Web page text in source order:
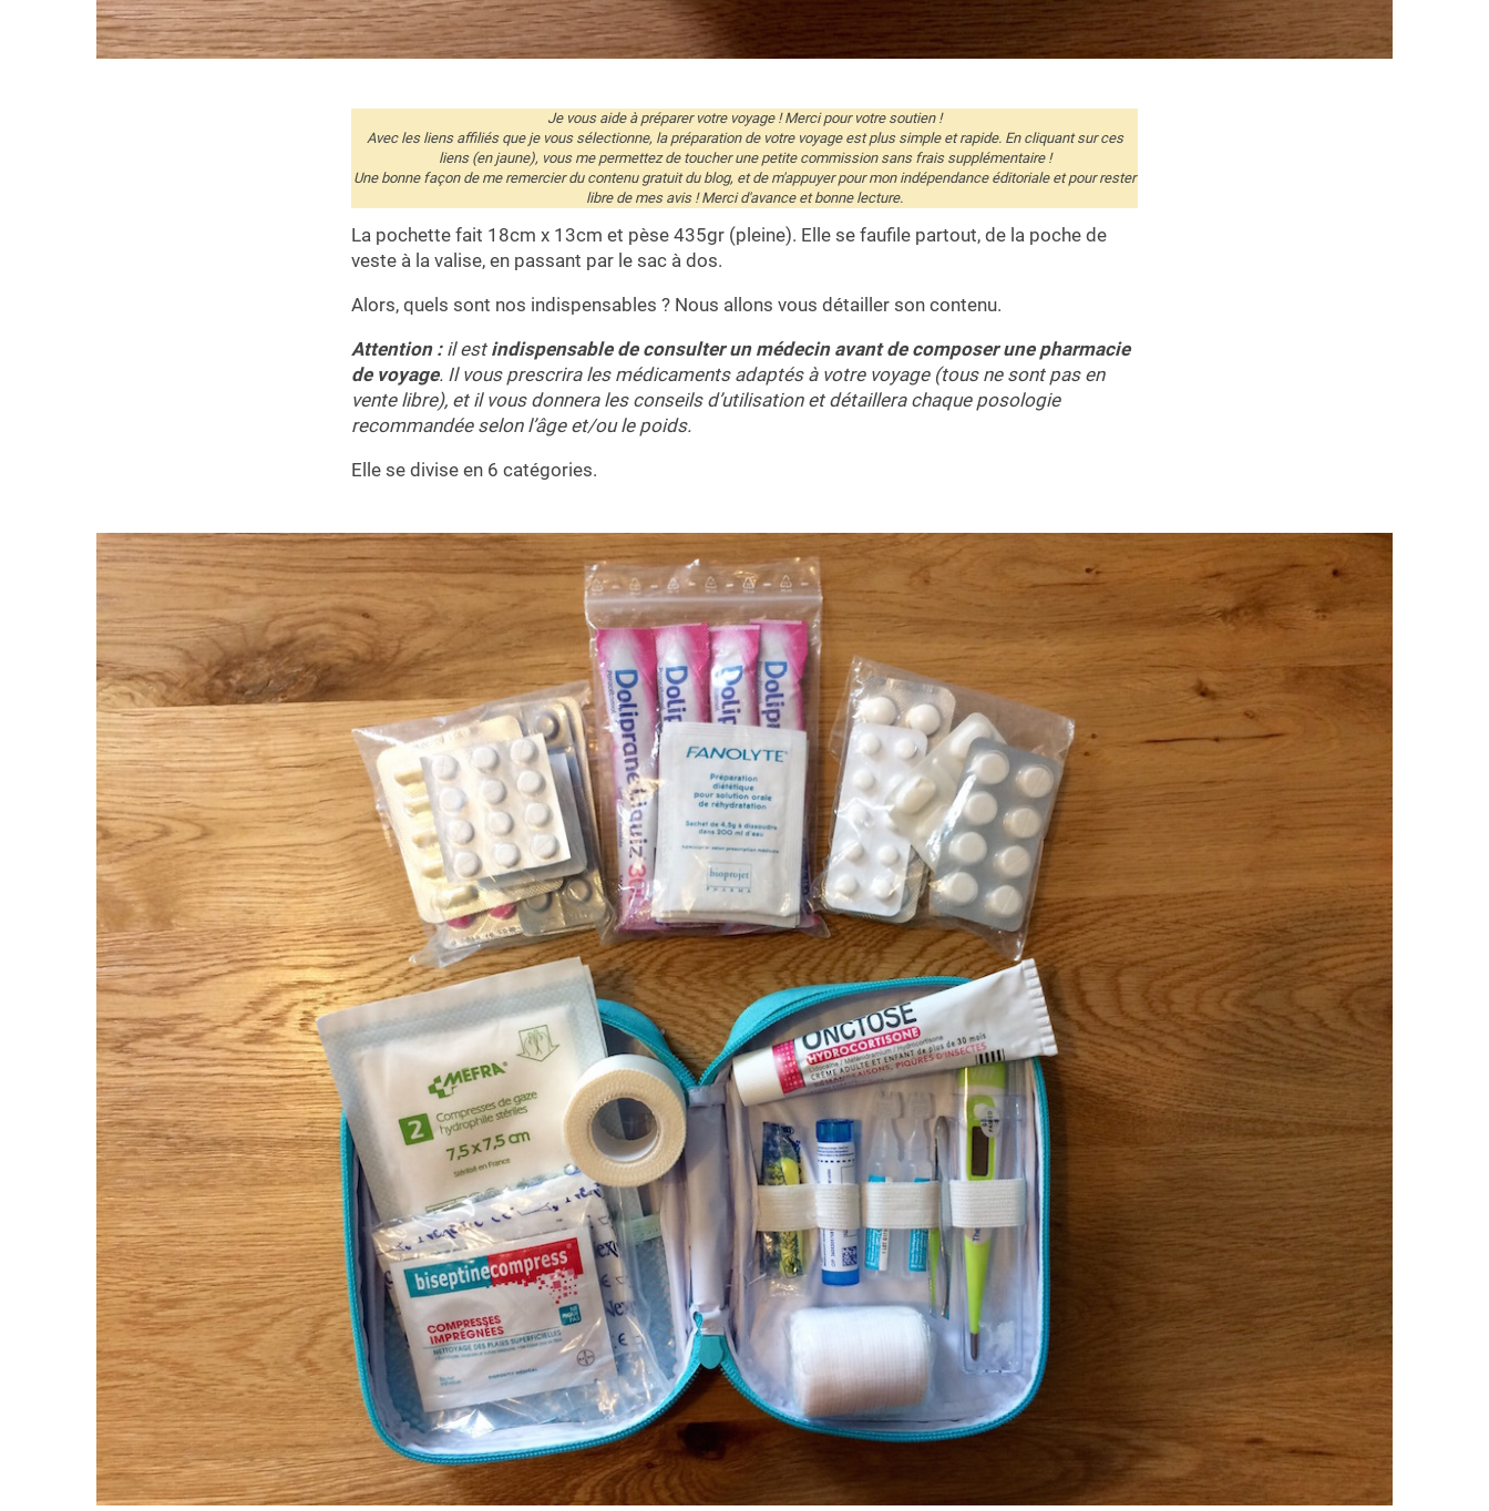
Je vous aide à préparer votre voyage ! Merci pour votre soutien !
Avec les liens affiliés que je vous sélectionne, la préparation de votre voyage est plus simple et rapide. En cliquant sur ces
liens (en jaune), vous me permettez de toucher une petite commission sans frais supplémentaire !
Une bonne façon de me remercier du contenu gratuit du blog, et de m'appuyer pour mon indépendance éditoriale et pour rester
libre de mes avis ! Merci d'avance et bonne lecture.
La pochette fait 18cm x 13cm et pèse 435gr (pleine). Elle se faufile partout, de la poche de
veste à la valise, en passant par le sac à dos.
Alors, quels sont nos indispensables ? Nous allons vous détailler son contenu.
Attention :il est indispensable de consulter un médecin avant de composer une pharmacie
de voyage. Il vous prescrira les médicaments adaptés à votre voyage (tous ne sont pas en
vente libre), et il vous donnera les conseils d’utilisation et détaillera chaque posologie
recommandée selon l’âge et/ou le poids.
Elle se divise en 6 catégories.